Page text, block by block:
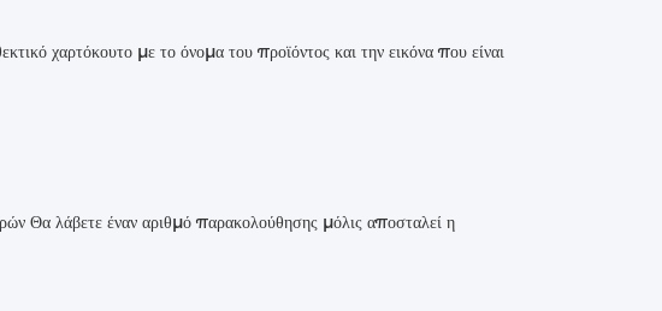
χαρτόκουτο με το όνομα του προϊόντος και την εικόνα που είναι
Θα λάβετε έναν αριθμό παρακολούθησης μόλις αποσταλεί η